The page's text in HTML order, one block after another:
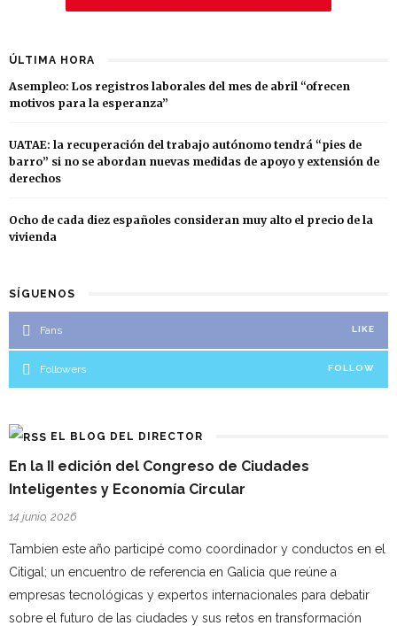
ÚLTIMA HORA
Asempleo: Los registros laborales del mes de abril “ofrecen
motivos para la esperanza”
UATAE: la recuperación del trabajo autónomo tendrá “pies de
barro” si no se abordan nuevas medidas de apoyo y extensión de
derechos
Ocho de cada diez españoles consideran muy alto el precio de la
vivienda
SÍGUENOS
Fans LIKE
Followers FOLLOW
EL BLOG DEL DIRECTOR
En la II edición del Congreso de Ciudades
Inteligentes y Economía Circular
14 junio, 2026
Tambien este año participé como coordinador y conductos en el
Citigal; un encuentro de referencia en Galicia que reúne a
empresas tecnológicas y expertos internacionales para debatir
sobre el futuro de las ciudades y sus retos en transformación